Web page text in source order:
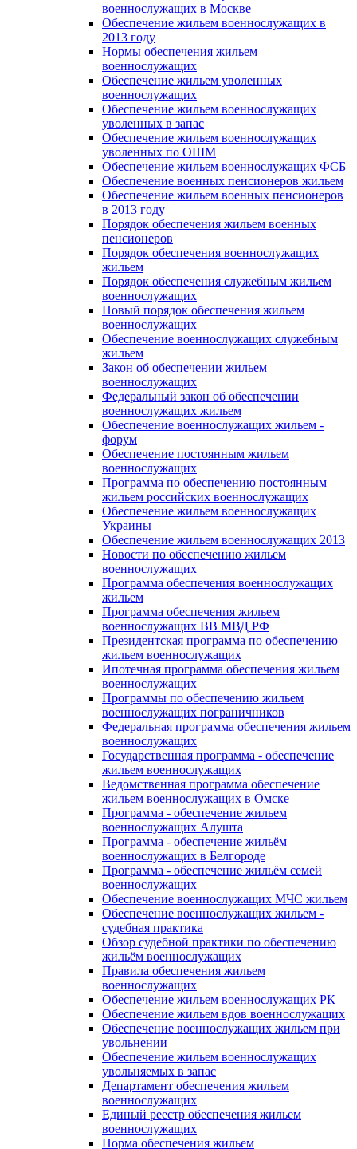
военнослужащих в Москве
Обеспечение жильем военнослужащих в
2013 году
Нормы обеспечения жильем
военнослужащих
Обеспечение жильем уволенных
военнослужащих
Обеспечение жильем военнослужащих
уволенных в запас
Обеспечение жильем военнослужащих
уволенных по ОШМ
Обеспечение жильем военнослужащих ФСБ
Обеспечение военных пенсионеров жильем
Обеспечение жильем военных пенсионеров
в 2013 году
Порядок обеспечения жильем военных
пенсионеров
Порядок обеспечения военнослужащих
жильем
Порядок обеспечения служебным жильем
военнослужащих
Новый порядок обеспечения жильем
военнослужащих
Обеспечение военнослужащих служебным
жильем
Закон об обеспечении жильем
военнослужащих
Федеральный закон об обеспечении
военнослужащих жильем
Обеспечение военнослужащих жильем -
форум
Обеспечение постоянным жильем
военнослужащих
Программа по обеспечению постоянным
жильем российских военнослужащих
Обеспечение жильем военнослужащих
Украины
Обеспечение жильем военнослужащих 2013
Новости по обеспечению жильем
военнослужащих
Программа обеспечения военнослужащих
жильем
Программа обеспечения жильем
военнослужащих ВВ МВД РФ
Президентская программа по обеспечению
жильем военнослужащих
Ипотечная программа обеспечения жильем
военнослужащих
Программы по обеспечению жильем
военнослужащих пограничников
Федеральная программа обеспечения жильем
военнослужащих
Государственная программа - обеспечение
жильем военнослужащих
Ведомственная программа обеспечение
жильем военнослужащих в Омске
Программа - обеспечение жильем
военнослужащих Алушта
Программа - обеспечение жильём
военнослужащих в Белгороде
Программа - обеспечение жильём семей
военнослужащих
Обеспечение военнослужащих МЧС жильем
Обеспечение военнослужащих жильем -
судебная практика
Обзор судебной практики по обеспечению
жильём военнослужащих
Правила обеспечения жильем
военнослужащих
Обеспечение жильем военнослужащих РК
Обеспечение жильем вдов военнослужащих
Обеспечение военнослужащих жильем при
увольнении
Обеспечение жильем военнослужащих
увольняемых в запас
Департамент обеспечения жильем
военнослужащих
Единый реестр обеспечения жильем
военнослужащих
Норма обеспечения жильем